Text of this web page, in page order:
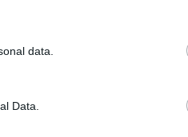
data.
Data.
érzékelhető
részéről is hallhatók
tb-járulék kulcsát
Ennek költségvetési
felé az egy csomagba